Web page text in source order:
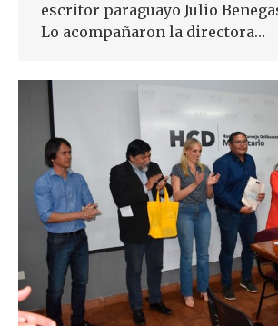
escritor paraguayo Julio
Lo acompañaron la directora…